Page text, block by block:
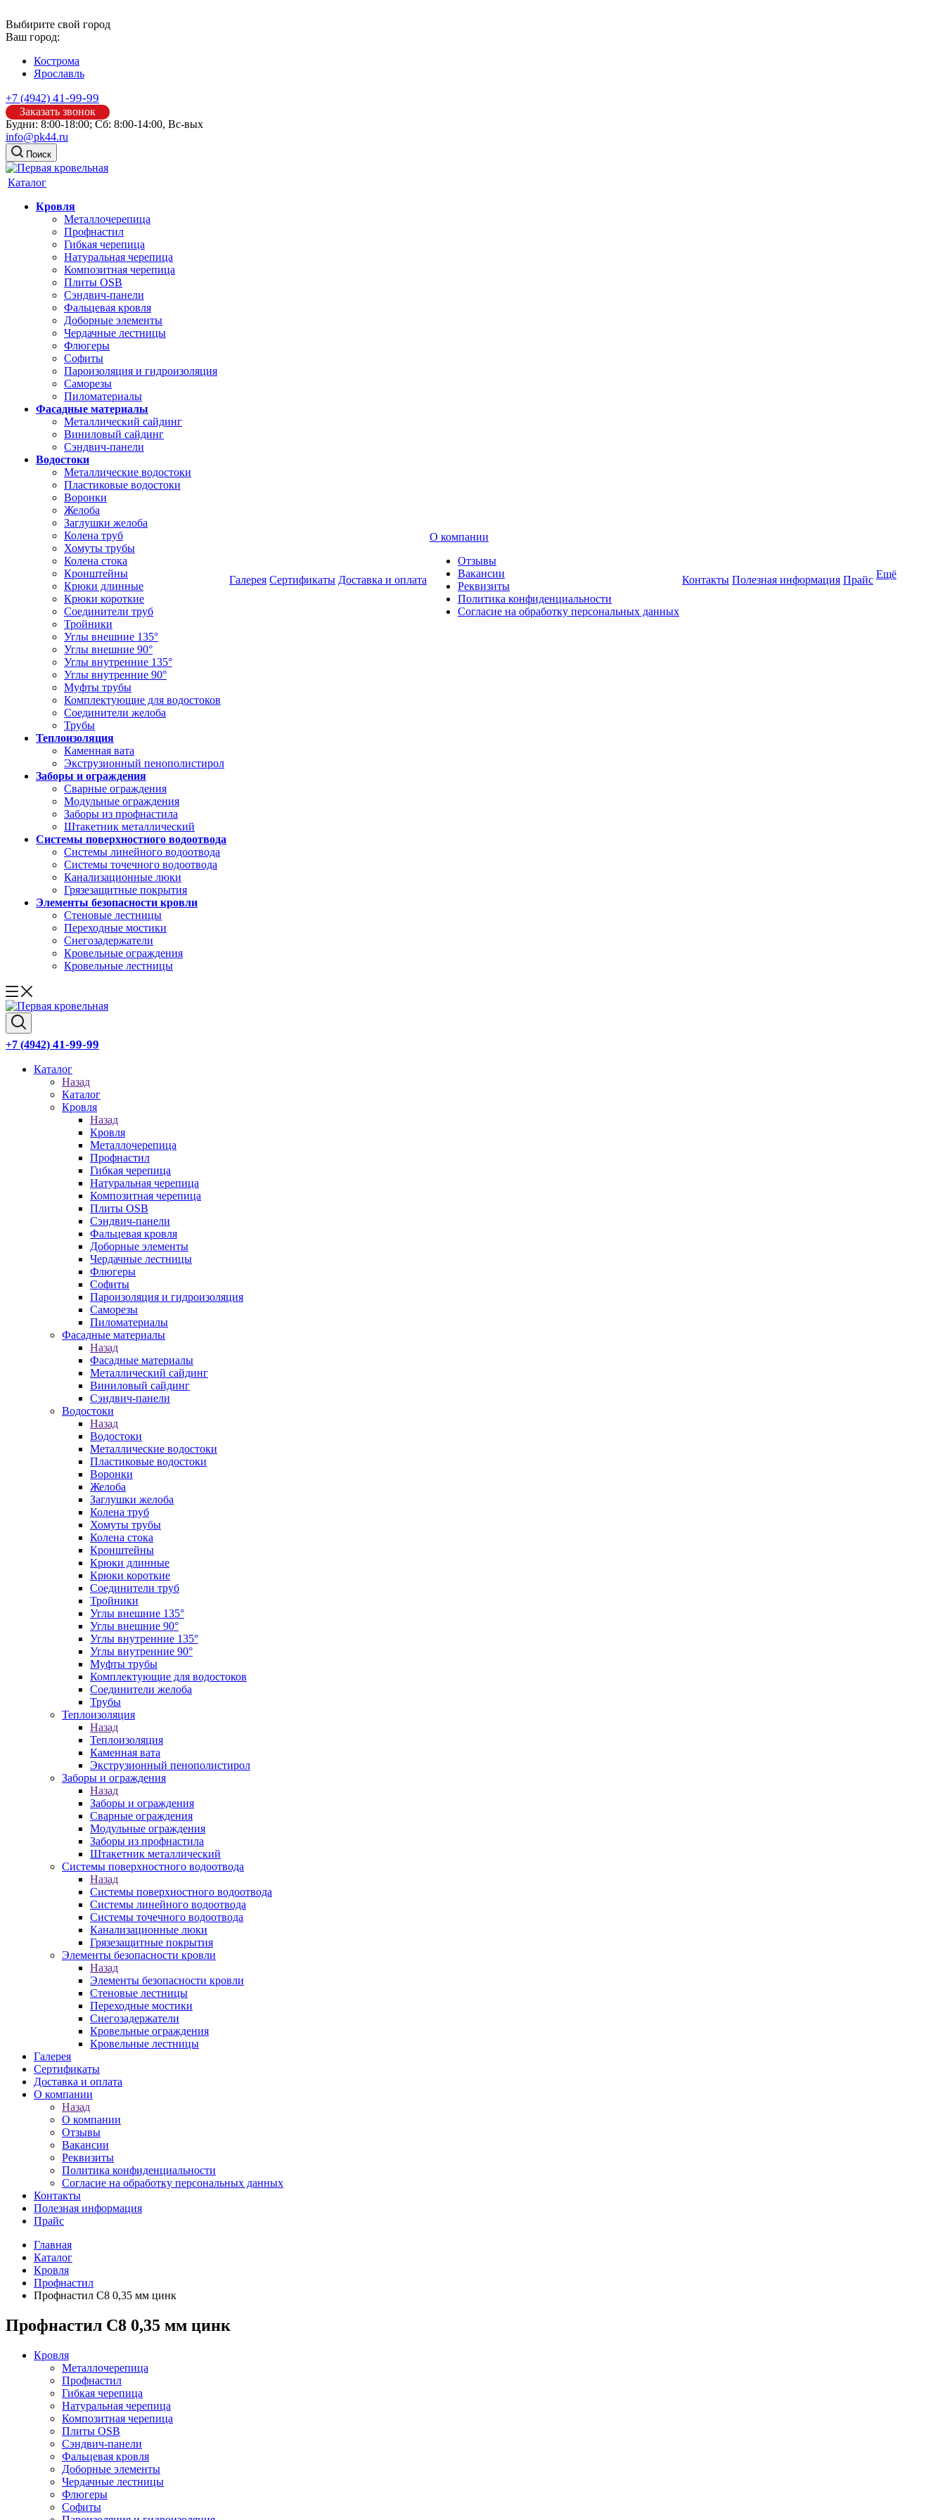
Выбирите свой город
Ваш город:
Кострома
Ярославль
+7 (4942) 41-99-99
Заказать звонок
Будни: 8:00-18:00; Сб: 8:00-14:00, Вс-вых
info@pk44.ru
Поиск
Каталог
Кровля
Металлочерепица
Профнастил
Гибкая черепица
Натуральная черепица
Композитная черепица
Плиты OSB
Сэндвич-панели
Фальцевая кровля
Доборные элементы
Чердачные лестницы
Флюгеры
Софиты
Пароизоляция и гидроизоляция
Саморезы
Пиломатериалы
Фасадные материалы
Металлический сайдинг
Виниловый сайдинг
Сэндвич-панели
Водостоки
Металлические водостоки
Пластиковые водостоки
Воронки
Желоба
Заглушки желоба
Колена труб
Хомуты трубы
Колена стока
Кронштейны
Крюки длинные
Крюки короткие
Соединители труб
Тройники
Углы внешние 135°
Углы внешние 90°
Углы внутренние 135°
Углы внутренние 90°
Муфты трубы
Комплектующие для водостоков
Соединители желоба
Трубы
Теплоизоляция
Каменная вата
Экструзионный пенополистирол
Заборы и ограждения
Сварные ограждения
Модульные ограждения
Заборы из профнастила
Штакетник металлический
Системы поверхностного водоотвода
Системы линейного водоотвода
Системы точечного водоотвода
Канализационные люки
Грязезащитные покрытия
Элементы безопасности кровли
Стеновые лестницы
Переходные мостики
Снегозадержатели
Кровельные ограждения
Кровельные лестницы
Галерея Сертификаты Доставка и оплата
О компании
Отзывы
Вакансии
Реквизиты
Политика конфиденциальности
Согласие на обработку персональных данных
Контакты Полезная информация Прайс Ещё
+7 (4942) 41-99-99
Каталог
Назад
Каталог
Кровля
Назад
Кровля
Металлочерепица
Профнастил
Гибкая черепица
Натуральная черепица
Композитная черепица
Плиты OSB
Сэндвич-панели
Фальцевая кровля
Доборные элементы
Чердачные лестницы
Флюгеры
Софиты
Пароизоляция и гидроизоляция
Саморезы
Пиломатериалы
Фасадные материалы
Назад
Фасадные материалы
Металлический сайдинг
Виниловый сайдинг
Сэндвич-панели
Водостоки
Назад
Водостоки
Металлические водостоки
Пластиковые водостоки
Воронки
Желоба
Заглушки желоба
Колена труб
Хомуты трубы
Колена стока
Кронштейны
Крюки длинные
Крюки короткие
Соединители труб
Тройники
Углы внешние 135°
Углы внешние 90°
Углы внутренние 135°
Углы внутренние 90°
Муфты трубы
Комплектующие для водостоков
Соединители желоба
Трубы
Теплоизоляция
Назад
Теплоизоляция
Каменная вата
Экструзионный пенополистирол
Заборы и ограждения
Назад
Заборы и ограждения
Сварные ограждения
Модульные ограждения
Заборы из профнастила
Штакетник металлический
Системы поверхностного водоотвода
Назад
Системы поверхностного водоотвода
Системы линейного водоотвода
Системы точечного водоотвода
Канализационные люки
Грязезащитные покрытия
Элементы безопасности кровли
Назад
Элементы безопасности кровли
Стеновые лестницы
Переходные мостики
Снегозадержатели
Кровельные ограждения
Кровельные лестницы
Галерея
Сертификаты
Доставка и оплата
О компании
Назад
О компании
Отзывы
Вакансии
Реквизиты
Политика конфиденциальности
Согласие на обработку персональных данных
Контакты
Полезная информация
Прайс
Главная
Каталог
Кровля
Профнастил
Профнастил С8 0,35 мм цинк
Профнастил С8 0,35 мм цинк
Кровля
Металлочерепица
Профнастил
Гибкая черепица
Натуральная черепица
Композитная черепица
Плиты OSB
Сэндвич-панели
Фальцевая кровля
Доборные элементы
Чердачные лестницы
Флюгеры
Софиты